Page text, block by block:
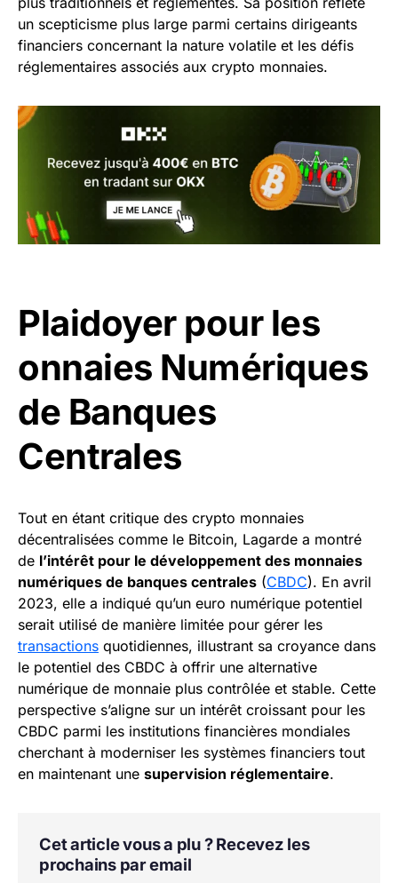
un scepticisme plus large parmi certains dirigeants
financiers concernant la nature volatile et les défis
réglementaires associés aux crypto monnaies.
Plaidoyer pour les
onnaies Numériques
de Banques
Centrales
Tout en étant critique des crypto monnaies
décentralisées comme le Bitcoin, Lagarde a montré
de l’intérêt pour le développement des monnaies
numériques de banques centrales (CBDC). En avril
2023, elle a indiqué qu’un euro numérique potentiel
serait utilisé de manière limitée pour gérer les
transactions quotidiennes, illustrant sa croyance dans
le potentiel des CBDC à offrir une alternative
numérique de monnaie plus contrôlée et stable. Cette
perspective s’aligne sur un intérêt croissant pour les
CBDC parmi les institutions financières mondiales
cherchant à moderniser les systèmes financiers tout
en maintenant une supervision réglementaire.
Cet article vous a plu ? Recevez les
prochains par email